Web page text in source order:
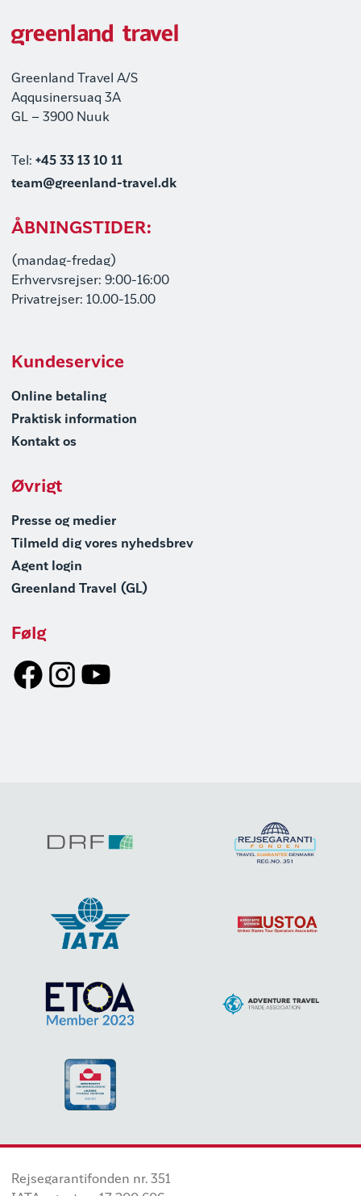
Greenland Travel A/S
Aqqusinersuaq 3A
GL – 3900 Nuuk
Tel: +45 33 13 10 11
team@greenland-travel.dk
ÅBNINGSTIDER:
(mandag-fredag)
Erhvervsrejser: 9:00-16:00
Privatrejser: 10.00-15.00
Kundeservice
Online betaling
Praktisk information
Kontakt os
Øvrigt
Presse og medier
Tilmeld dig vores nyhedsbrev
Agent login
Greenland Travel (GL)
Følg
Rejsegarantifonden nr. 351